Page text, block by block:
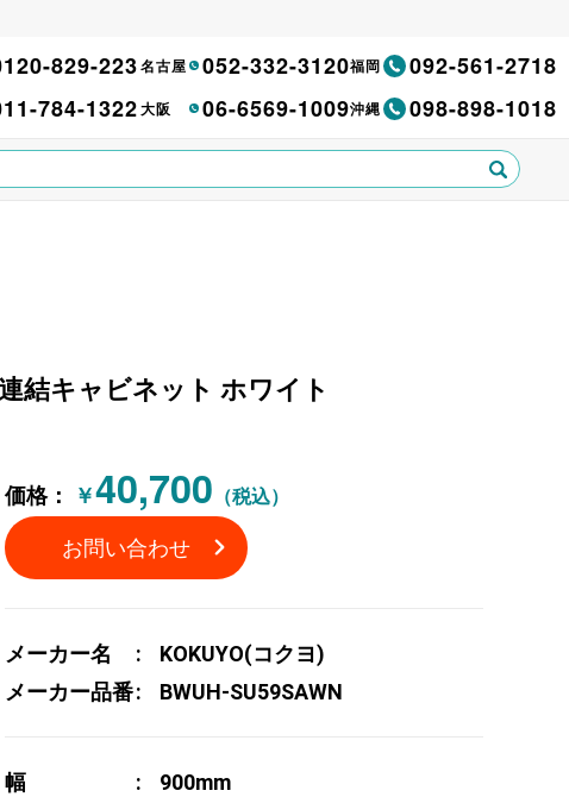
829-223名古屋 052-332-3120福岡 092-561-2718
784-1322大阪 06-6569-1009沖縄 098-898-1018
連結キャビネット ホワイト
価格： ￥40,700 （税込）
お問い合わせ
メーカー名
KOKUYO(コクヨ)
メーカー品番
BWUH-SU59SAWN
幅
900mm